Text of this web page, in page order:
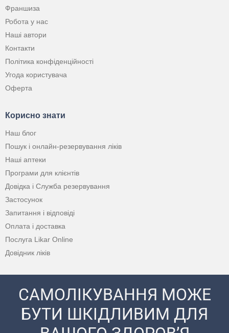
Франшиза
Робота у нас
Наші автори
Контакти
Політика конфіденційності
Угода користувача
Оферта
Корисно знати
Наш блог
Пошук і онлайн-резервування ліків
Наші аптеки
Програми для клієнтів
Довідка і Служба резервування
Застосунок
Запитання і відповіді
Оплата і доставка
Послуга Likar Online
Довідник ліків
САМОЛІКУВАННЯ МОЖЕ
БУТИ ШКІДЛИВИМ ДЛЯ